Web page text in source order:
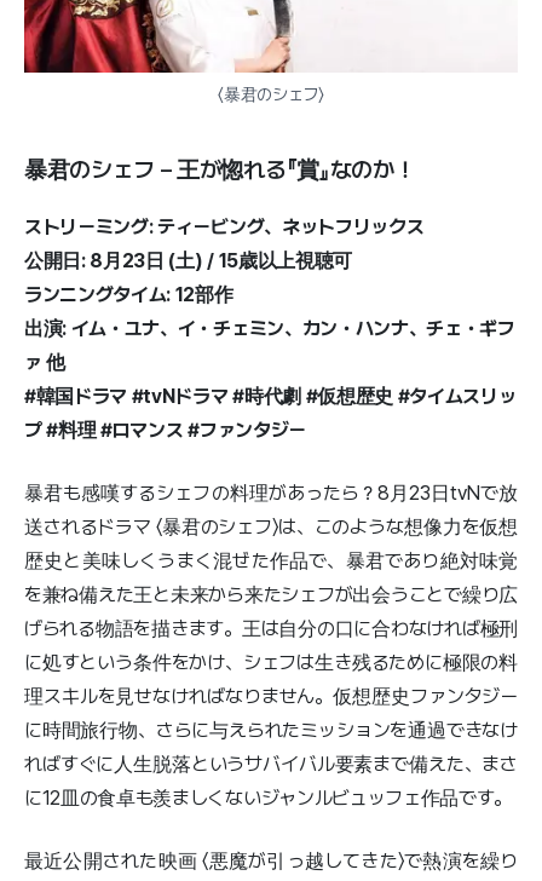
〈暴君のシェフ〉
暴君のシェフ – 王が惚れる『賞』なのか！
ストリーミング: ティービング、ネットフリックス
公開日: 8月23日 (土) / 15歳以上視聴可
ランニングタイム: 12部作
出演: イム・ユナ、イ・チェミン、カン・ハンナ、チェ・ギフ
ァ 他
#韓国ドラマ #tvNドラマ #時代劇 #仮想歴史 #タイムスリッ
プ #料理 #ロマンス #ファンタジー
暴君も感嘆するシェフの料理があったら？8月23日tvNで放
送されるドラマ 〈暴君のシェフ〉は、このような想像力を仮想
歴史と美味しくうまく混ぜた作品で、暴君であり絶対味覚
を兼ね備えた王と未来から来たシェフが出会うことで繰り広
げられる物語を描きます。王は自分の口に合わなければ極刑
に処すという条件をかけ、シェフは生き残るために極限の料
理スキルを見せなければなりません。仮想歴史ファンタジー
に時間旅行物、さらに与えられたミッションを通過できなけ
ればすぐに人生脱落というサバイバル要素まで備えた、まさ
に12皿の食卓も羨ましくないジャンルビュッフェ作品です。
最近公開された映画 〈悪魔が引っ越してきた〉で熱演を繰り